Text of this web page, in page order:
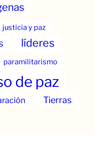
justicia y paz
líderes
paramilitarismo
de paz
Tierras